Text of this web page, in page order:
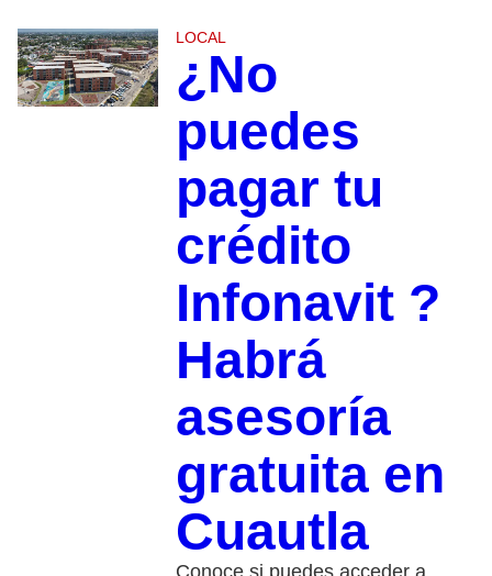
LOCAL
¿No
puedes
pagar tu
crédito
Infonavit ?
Habrá
asesoría
gratuita en
Cuautla
Conoce si puedes acceder a